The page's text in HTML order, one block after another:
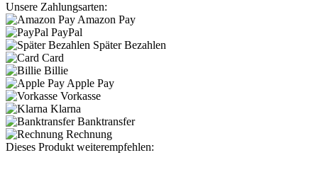
Unsere Zahlungsarten:
Amazon Pay
PayPal
Später Bezahlen
Card
Billie
Apple Pay
Vorkasse
Klarna
Banktransfer
Rechnung
Dieses Produkt weiterempfehlen: